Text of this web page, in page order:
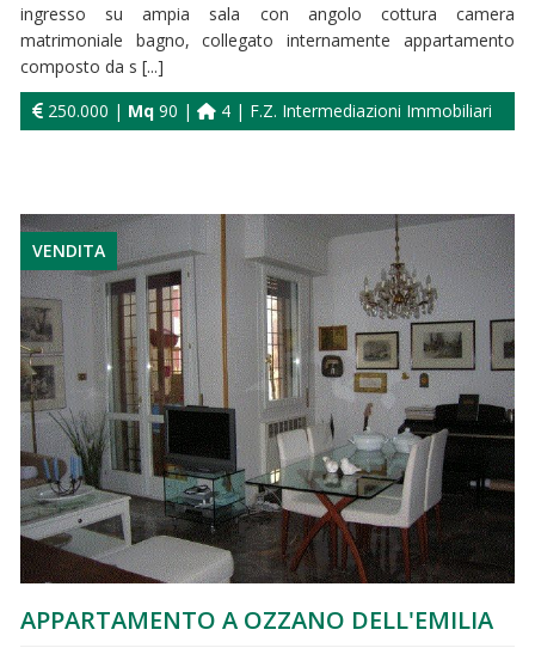
ingresso su ampia sala con angolo cottura camera
matrimoniale bagno, collegato internamente appartamento
composto da s [...]
250.000 | Mq 90 | 4 | F.Z. Intermediazioni Immobiliari
VENDITA
APPARTAMENTO A OZZANO DELL'EMILIA